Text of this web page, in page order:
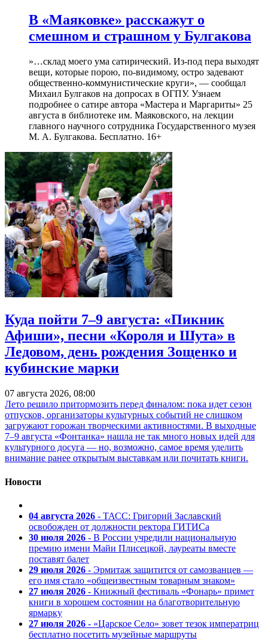
В «Маяковке» расскажут о
смешном и страшном у Булгакова
»…склад моего ума сатирический. Из-под пера выходят
вещи, которые порою, по-видимому, остро задевают
общественно-коммунистические круги», — сообщал
Михаил Булгаков на допросах в ОГПУ. Узнаем
подробнее о сатире автора «Мастера и Маргариты» 25
августа в библиотеке им. Маяковского, на лекции
главного научного сотрудника Государственного музея
М. А. Булгакова. Бесплатно. 16+
Куда пойти 7–9 августа: «Пикник
Афиши», песни «Короля и Шута» в
Ледовом, день рождения Зощенко и
кубинские марки
07 августа 2026, 08:00
Лето решило притормозить перед финалом: пока идет сезон
отпусков, организаторы культурных событий не слишком
загружают горожан творческими активностями. В выходные
7–9 августа «Фонтанка» нашла не так много новых идей для
культурного досуга — но, возможно, самое время уделить
внимание ранее открытым выставкам или почитать книги.
Новости
04 августа 2026 - ТАСС: Григорий Заславский
освобожден от должности ректора ГИТИСа
30 июля 2026 - В России учредили национальную
премию имени Майи Плисецкой, лауреаты вместе
поставят балет
29 июля 2026 - Эрмитаж защитится от самозванцев —
его имя стало «общеизвестным товарным знаком»
27 июля 2026 - Книжный фестиваль «Фонарь» примет
книги в хорошем состоянии на благотворительную
ярмарку
27 июля 2026 - «Царское Село» зовет тезок императриц
бесплатно посетить музейные маршруты